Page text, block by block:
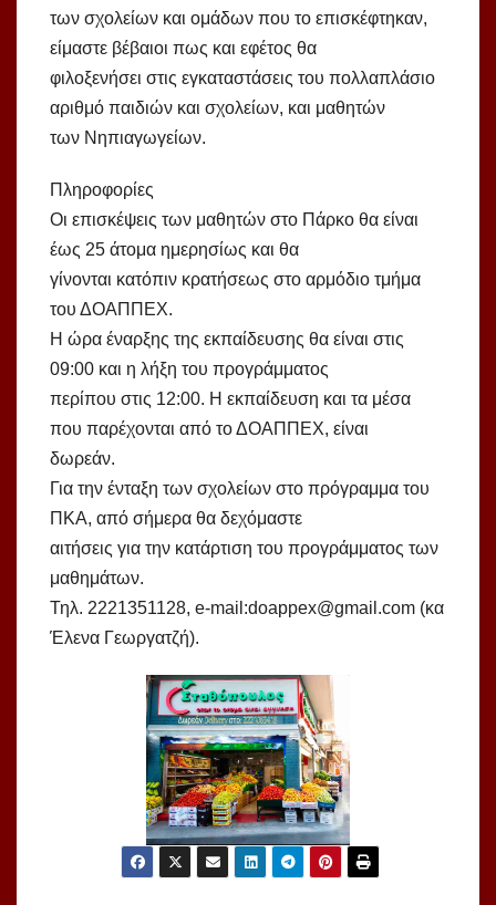
των σχολείων και ομάδων που το επισκέφτηκαν,
είμαστε βέβαιοι πως και εφέτος θα
φιλοξενήσει στις εγκαταστάσεις του πολλαπλάσιο
αριθμό παιδιών και σχολείων, και μαθητών
των Νηπιαγωγείων.
Πληροφορίες
Οι επισκέψεις των μαθητών στο Πάρκο θα είναι
έως 25 άτομα ημερησίως και θα
γίνονται κατόπιν κρατήσεως στο αρμόδιο τμήμα
του ΔΟΑΠΠΕΧ.
Η ώρα έναρξης της εκπαίδευσης θα είναι στις
09:00 και η λήξη του προγράμματος
περίπου στις 12:00. Η εκπαίδευση και τα μέσα
που παρέχονται από το ΔΟΑΠΠΕΧ, είναι
δωρεάν.
Για την ένταξη των σχολείων στο πρόγραμμα του
ΠΚΑ, από σήμερα θα δεχόμαστε
αιτήσεις για την κατάρτιση του προγράμματος των
μαθημάτων.
Τηλ. 2221351128, e-mail:doappex@gmail.com (κα
Έλενα Γεωργατζή).